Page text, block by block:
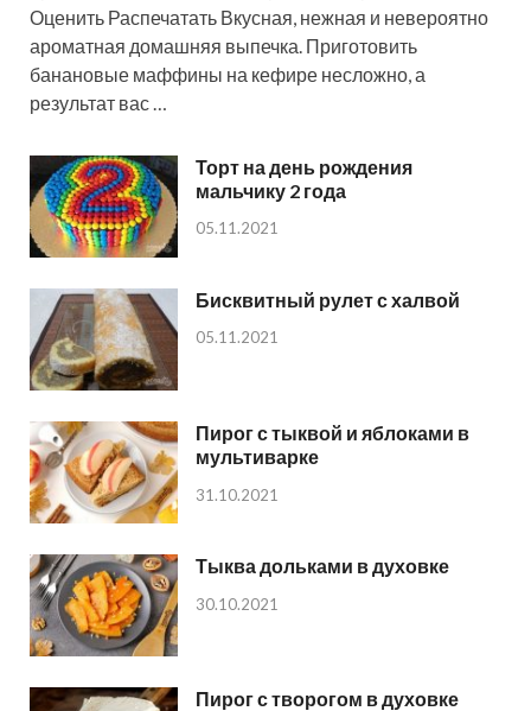
Оценить Распечатать Вкусная, нежная и невероятно
ароматная домашняя выпечка. Приготовить
банановые маффины на кефире несложно, а
результат вас …
Торт на день рождения
мальчику 2 года
05.11.2021
Бисквитный рулет с халвой
05.11.2021
Пирог с тыквой и яблоками в
мультиварке
31.10.2021
Тыква дольками в духовке
30.10.2021
Пирог с творогом в духовке